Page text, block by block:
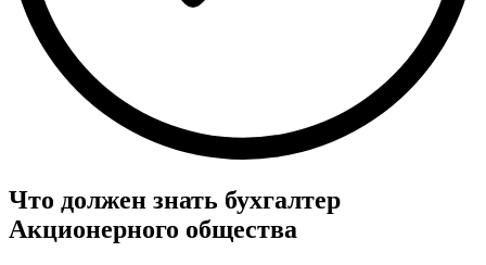
Что должен знать бухгалтер
Акционерного общества